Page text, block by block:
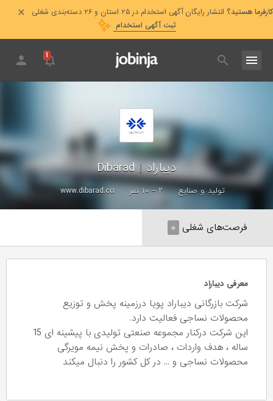
کارفرما هستید؟ انتشار رایگان آگهی استخدام در ۲۵ استان و ۲۶ دسته‌بندی شغلی
ثبت آگهی استخدام
۱
دیباراد|
Dibarad
تولید و صنایع ۲ - ۱۰ نفر www.dibarad.co
فرصت‌های شغلی ۰
معرفی دیباراد
شرکت بازرگانی دیباراد پویا درزمینه پخش و توزیع
محصولات نساجی فعالیت دارد.
این شرکت درکنار مجموعه صنعتی تولیدی با پیشینه ای 15
ساله ، هدف واردات ، صادرات و پخش نیمه مویرگی
محصولات نساجی و ... در کل کشور را دنبال میکند